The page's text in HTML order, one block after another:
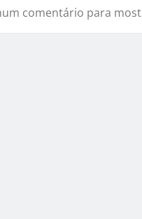
comentário para